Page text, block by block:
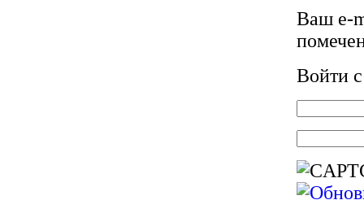
Ваш e-
Войти